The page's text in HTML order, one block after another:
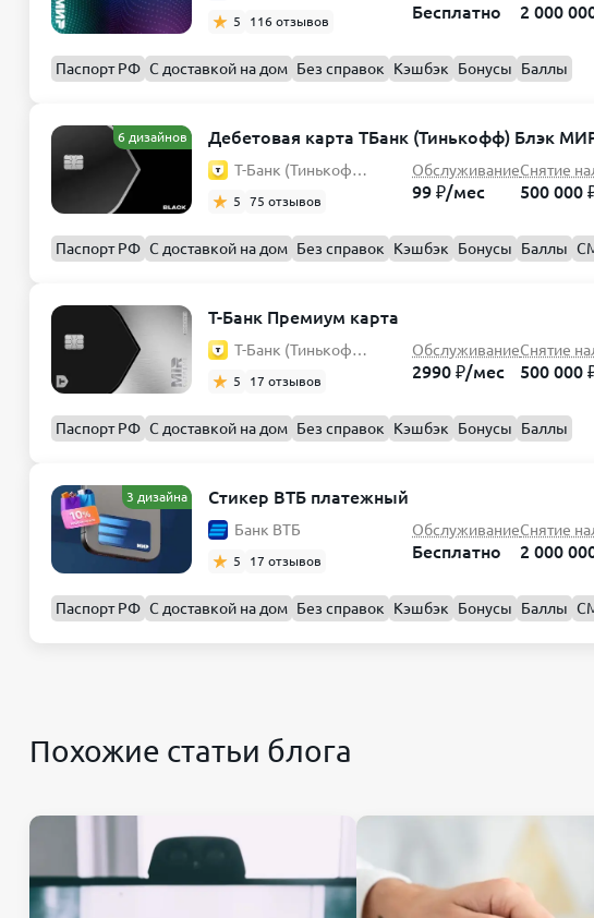
5 116 отзывов Бесплатно 2 000
Паспорт РФ С доставкой на дом Без справок Кэшбэк Бонусы Баллы
6 дизайнов Дебетовая карта ТБанк (Тинькофф) Блэк
Т-Банк (Тинькофф)
5 75 отзывов
Обслуживание
99 ₽/мес
Снятие
500 000
Паспорт РФ С доставкой на дом Без справок Кэшбэк Бонусы Баллы
Т-Банк Премиум карта
Т-Банк (Тинькофф)
5 17 отзывов
Обслуживание
2990 ₽/мес
Снятие
500 000
Паспорт РФ С доставкой на дом Без справок Кэшбэк Бонусы Баллы
3 дизайна Стикер ВТБ платежный
Банк ВТБ
5 17 отзывов
Обслуживание
Бесплатно
Снятие
2 000
Паспорт РФ С доставкой на дом Без справок Кэшбэк Бонусы Баллы
Похожие статьи блога